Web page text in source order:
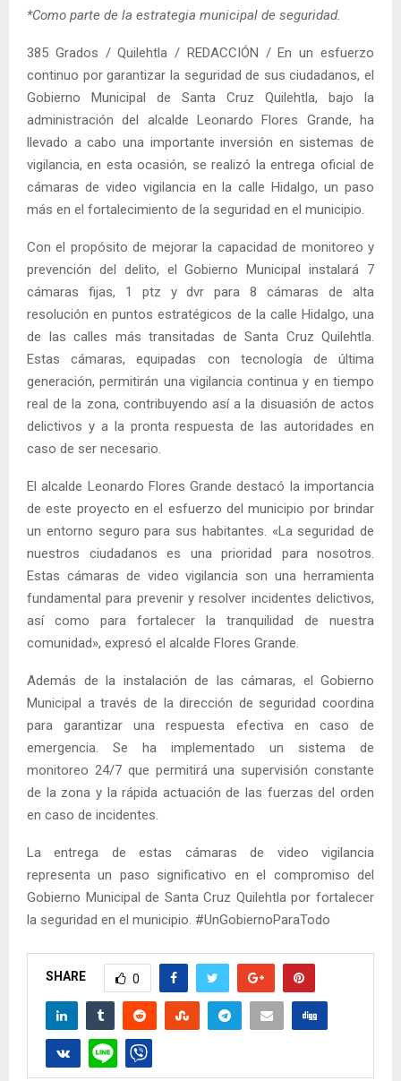
*Como parte de la estrategia municipal de seguridad.
385 Grados / Quilehtla / REDACCIÓN / En un esfuerzo
continuo por garantizar la seguridad de sus ciudadanos, el
Gobierno Municipal de Santa Cruz Quilehtla, bajo la
administración del alcalde Leonardo Flores Grande, ha
llevado a cabo una importante inversión en sistemas de
vigilancia, en esta ocasión, se realizó la entrega oficial de
cámaras de video vigilancia en la calle Hidalgo, un paso
más en el fortalecimiento de la seguridad en el municipio.
Con el propósito de mejorar la capacidad de monitoreo y
prevención del delito, el Gobierno Municipal instalará 7
cámaras fijas, 1 ptz y dvr para 8 cámaras de alta
resolución en puntos estratégicos de la calle Hidalgo, una
de las calles más transitadas de Santa Cruz Quilehtla.
Estas cámaras, equipadas con tecnología de última
generación, permitirán una vigilancia continua y en tiempo
real de la zona, contribuyendo así a la disuasión de actos
delictivos y a la pronta respuesta de las autoridades en
caso de ser necesario.
El alcalde Leonardo Flores Grande destacó la importancia
de este proyecto en el esfuerzo del municipio por brindar
un entorno seguro para sus habitantes. «La seguridad de
nuestros ciudadanos es una prioridad para nosotros.
Estas cámaras de video vigilancia son una herramienta
fundamental para prevenir y resolver incidentes delictivos,
así como para fortalecer la tranquilidad de nuestra
comunidad», expresó el alcalde Flores Grande.
Además de la instalación de las cámaras, el Gobierno
Municipal a través de la dirección de seguridad coordina
para garantizar una respuesta efectiva en caso de
emergencia. Se ha implementado un sistema de
monitoreo 24/7 que permitirá una supervisión constante
de la zona y la rápida actuación de las fuerzas del orden
en caso de incidentes.
La entrega de estas cámaras de video vigilancia
representa un paso significativo en el compromiso del
Gobierno Municipal de Santa Cruz Quilehtla por fortalecer
la seguridad en el municipio. #UnGobiernoParaTodo
SHARE 0